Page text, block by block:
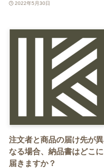
2022年5月30日
注文者と商品の届け先が異
なる場合、納品書はどこに
届きますか？